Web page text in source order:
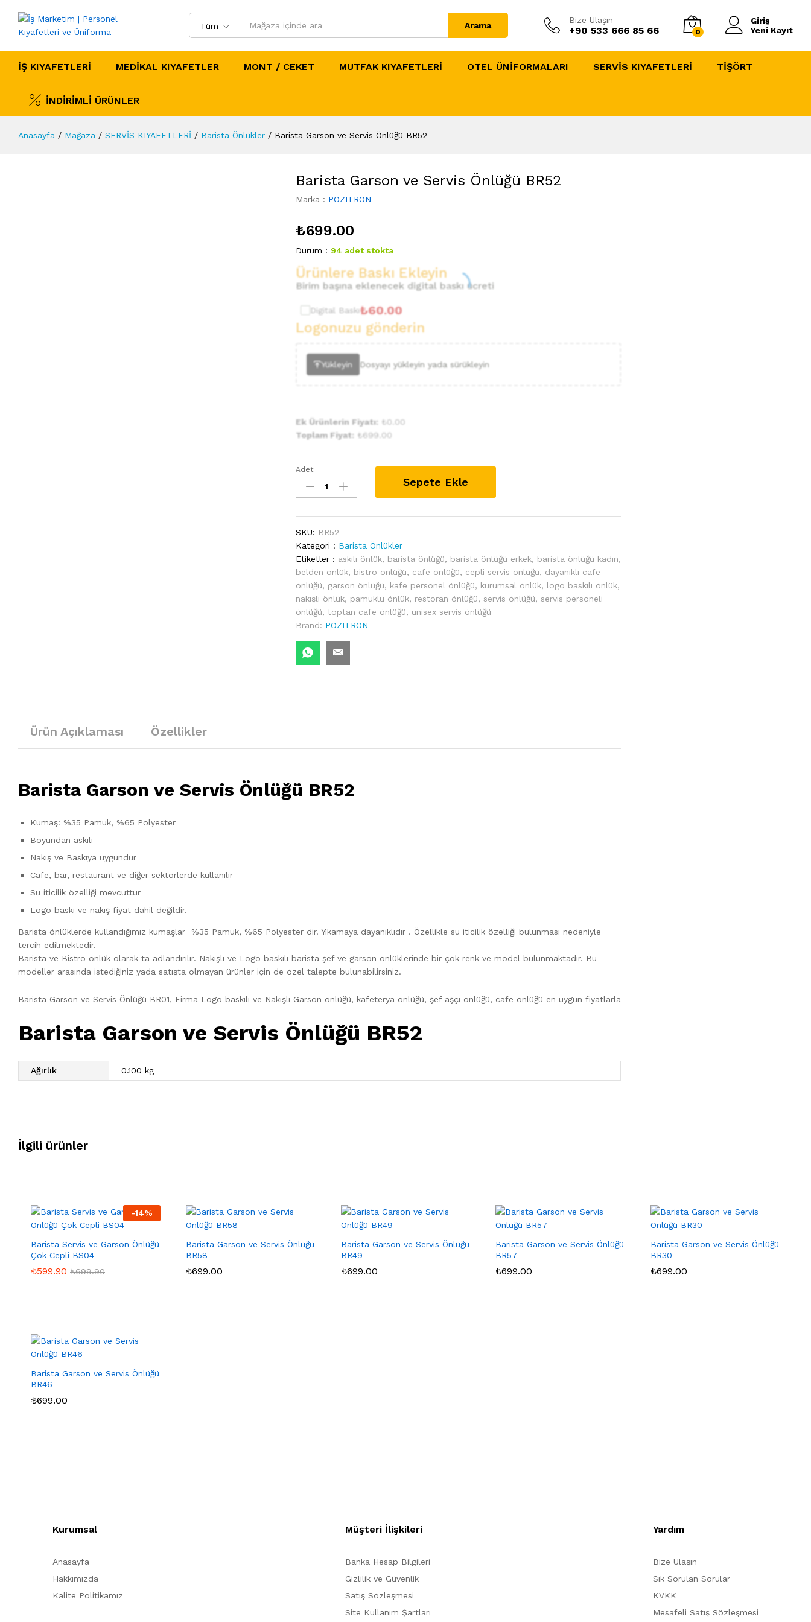
Tüm Arama
Bize Ulaşın
+90 533 666 85 66 0
Giriş
Yeni Kayıt
İŞ KIYAFETLERİ MEDİKAL KIYAFETLER MONT / CEKET MUTFAK KIYAFETLERİ OTEL ÜNİFORMALARI SERVİS KIYAFETLERİ TİŞÖRT
İNDİRİMLİ ÜRÜNLER
Anasayfa / Mağaza / SERVİS KIYAFETLERİ / Barista Önlükler / Barista Garson ve Servis Önlüğü BR52
Barista Garson ve Servis Önlüğü BR52
Marka : POZITRON
₺699.00
Durum : 94 adet stokta
Ürünlere Baskı Ekleyin
Birim başına eklenecek digital baskı ücreti
Digital Baskı₺60.00
Logonuzu gönderin
Yükleyin Dosyayı yükleyin yada sürükleyin
Ek Ürünlerin Fiyatı: ₺0.00
Toplam Fiyat: ₺699.00
Barista
Garson
ve
BR52
quantity
Adet:
Sepete Ekle
SKU: BR52
Kategori : Barista Önlükler
Etiketler : askılı önlük, barista önlüğü, barista önlüğü erkek, barista önlüğü kadın,
belden önlük, bistro önlüğü, cafe önlüğü, cepli servis önlüğü, dayanıklı cafe
önlüğü, garson önlüğü, kafe personel önlüğü, kurumsal önlük, logo baskılı önlük,
nakışlı önlük, pamuklu önlük, restoran önlüğü, servis önlüğü, servis personeli
önlüğü, toptan cafe önlüğü, unisex servis önlüğü
Brand: POZITRON
Ürün Açıklaması Özellikler
Barista Garson ve Servis Önlüğü BR52
Kumaş: %35 Pamuk, %65 Polyester
Boyundan askılı
Nakış ve Baskıya uygundur
Cafe, bar, restaurant ve diğer sektörlerde kullanılır
Su iticilik özelliği mevcuttur
Logo baskı ve nakış fiyat dahil değildir.
Barista önlüklerde kullandığımız kumaşlar %35 Pamuk, %65 Polyester dir. Yıkamaya dayanıklıdır . Özellikle su iticilik özelliği bulunması nedeniyle
tercih edilmektedir.
Barista ve Bistro önlük olarak ta adlandırılır. Nakışlı ve Logo baskılı barista şef ve garson önlüklerinde bir çok renk ve model bulunmaktadır. Bu
modeller arasında istediğiniz yada satışta olmayan ürünler için de özel talepte bulunabilirsiniz.
Barista Garson ve Servis Önlüğü BR01, Firma Logo baskılı ve Nakışlı Garson önlüğü, kafeterya önlüğü, şef aşçı önlüğü, cafe önlüğü en uygun fiyatlarla
Barista Garson ve Servis Önlüğü BR52
Ağırlık 0.100 kg
İlgili ürünler
-14%
Barista Servis ve Garson Önlüğü
Çok Cepli BS04
₺599.90 ₺699.90
₺599.90 ₺699.90
Barista Garson ve Servis Önlüğü
BR58
₺699.00
₺699.00
Barista Garson ve Servis Önlüğü
BR49
₺699.00
₺699.00
Barista Garson ve Servis Önlüğü
BR57
₺699.00
₺699.00
Barista Garson ve Servis Önlüğü
BR30
₺699.00
₺699.00
Barista Garson ve Servis Önlüğü
BR46
₺699.00
₺699.00
Kurumsal
Anasayfa
Hakkımızda
Kalite Politikamız
Müşteri İlişkileri
Banka Hesap Bilgileri
Gizlilik ve Güvenlik
Satış Sözleşmesi
Site Kullanım Şartları
Yardım
Bize Ulaşın
Sık Sorulan Sorular
KVKK
Mesafeli Satış Sözleşmesi